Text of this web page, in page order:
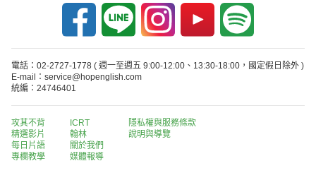
電話：02-2727-1778 ( 週一至週五 9:00-12:00、13:30-18:00，國定假日除外 )
E-mail：service@hopenglish.com
統編：24746401
攻其不背
精選影片
每日片語
專欄教學
ICRT
翰林
關於我們
媒體報導
隱私權與服務條款
說明與導覽